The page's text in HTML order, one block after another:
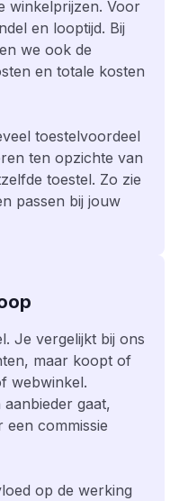
winkelprijzen. Voor
en looptijd. Bij
we ook de
en totale kosten
toestelvoordeel
ten opzichte van
toestel. Zo zie
passen bij jouw
Je vergelijkt bij ons
maar koopt of
webwinkel.
gaat,
een commissie
op de werking